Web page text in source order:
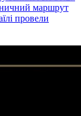
маршрут
провели